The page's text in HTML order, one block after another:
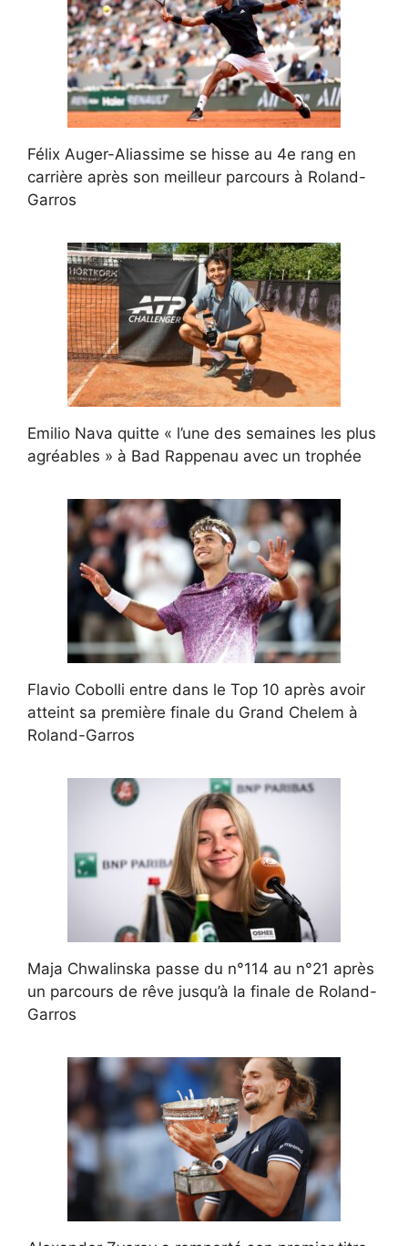
Félix Auger-Aliassime se hisse au 4e rang en
carrière après son meilleur parcours à Roland-
Garros
Emilio Nava quitte « l’une des semaines les plus
agréables » à Bad Rappenau avec un trophée
Flavio Cobolli entre dans le Top 10 après avoir
atteint sa première finale du Grand Chelem à
Roland-Garros
Maja Chwalinska passe du n°114 au n°21 après
un parcours de rêve jusqu’à la finale de Roland-
Garros